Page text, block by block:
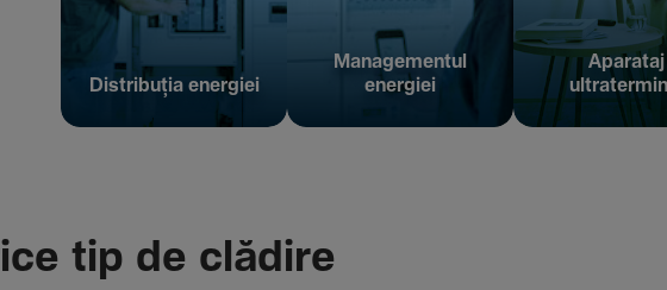
Distribuția energiei
Managementul
energiei
Aparataj
tip de clădire